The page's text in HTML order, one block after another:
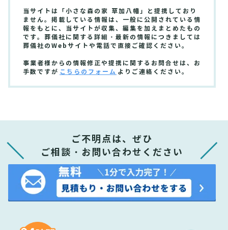
当サイトは「小さな森の家 草加八幡」と提携しており
ません。掲載している情報は、一般に公開されている情
報をもとに、当サイトが収集、編集を加えまとめたもの
です。葬儀社に関する詳細・最新の情報につきましては
葬儀社のWebサイトや電話で直接ご確認ください。
事業者様からの情報修正や提携に関するお問合せは、お
手数ですが こちらのフォーム よりご連絡ください。
ご不明点は、ぜひ
ご相談・お問い合わせください